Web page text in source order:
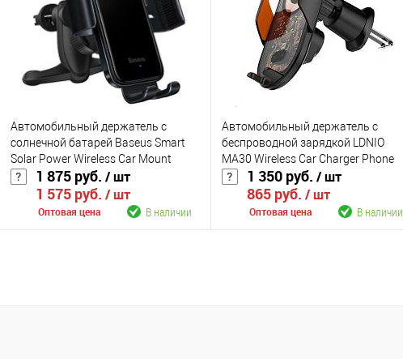
В избранное
В наличии
В избранное
В наличии
Автомобильный держатель с
солнечной батарей Baseus Smart
Solar Power Wireless Car Mount
Electric Holder Black (SUZG000001)
1 875 руб. / шт
1 575 руб. / шт
Оптовая цена В наличии
Автомобильный держатель с
беспроводной зарядкой LDNIO
MA30 Wireless Car Charger Phone
Holder (на воздуховод)
1 350 руб. / шт
865 руб. / шт
Оптовая цена В наличии